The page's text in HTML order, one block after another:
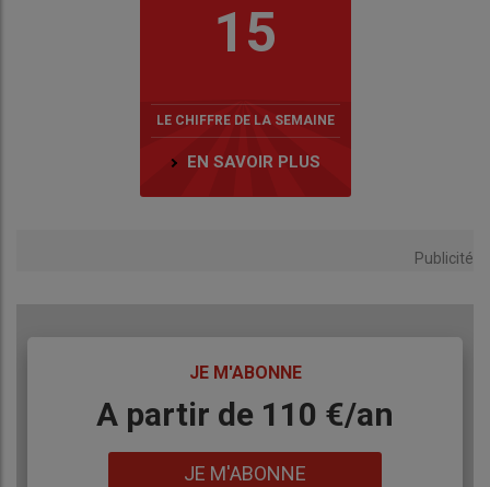
15
LE CHIFFRE DE LA SEMAINE
EN SAVOIR PLUS
Publicité
JE M'ABONNE
BodyA partir de 110 €/an
JE M'ABONNE